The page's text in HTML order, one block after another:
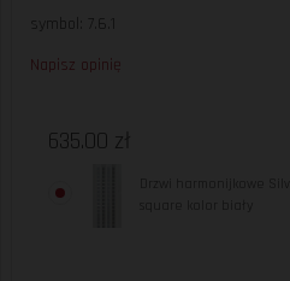
symbol: 7.6.1
Napisz opinię
635.00 zł
Drzwi harmonijkowe